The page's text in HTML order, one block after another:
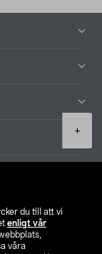
du till att vi
enligt vår
våra
+